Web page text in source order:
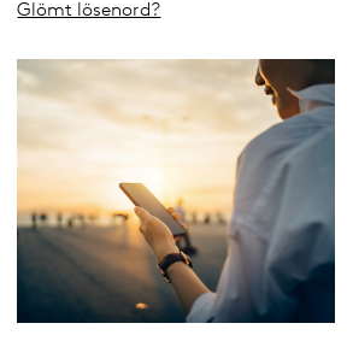
Glömt lösenord?